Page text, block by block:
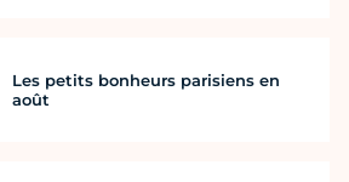
Les petits bonheurs parisiens en
août